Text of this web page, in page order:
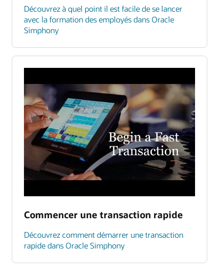
Découvrez à quel point il est facile de se lancer
avec la formation des employés dans Oracle
Simphony
Commencer une transaction rapide
Découvrez comment démarrer une transaction
rapide dans Oracle Simphony